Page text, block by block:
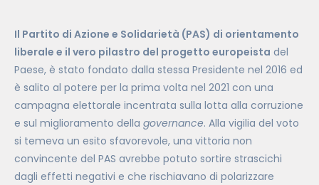
Il Partito di Azione e Solidarietà (PAS) di orientamento
liberale e il vero pilastro del progetto europeista del
Paese, è stato fondato dalla stessa Presidente nel 2016 ed
è salito al potere per la prima volta nel 2021 con una
campagna elettorale incentrata sulla lotta alla corruzione
e sul miglioramento della governance. Alla vigilia del voto
si temeva un esito sfavorevole, una vittoria non
convincente del PAS avrebbe potuto sortire strascichi
dagli effetti negativi e che rischiavano di polarizzare